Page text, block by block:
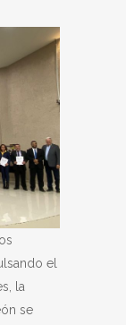
el
la
se